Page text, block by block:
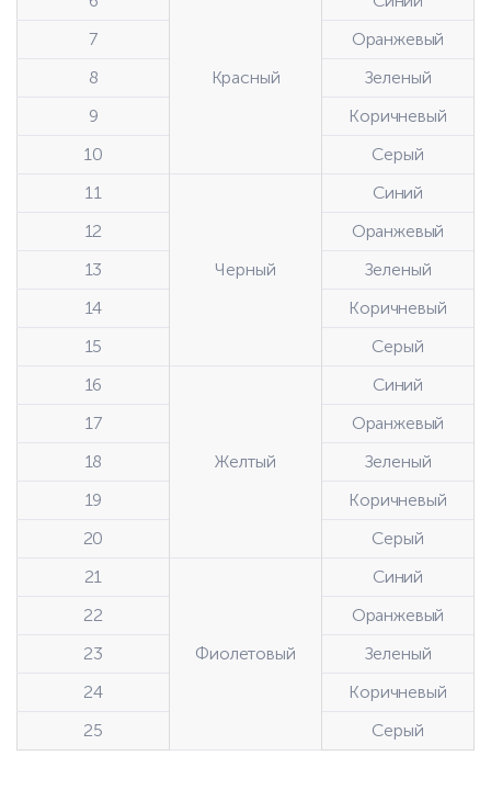
Красный
7
Оранжевый
8
Зеленый
9
Коричневый
10
Серый
11
Черный
Синий
12
Оранжевый
13
Зеленый
14
Коричневый
15
Серый
16
Желтый
Синий
17
Оранжевый
18
Зеленый
19
Коричневый
20
Серый
21
Фиолетовый
Синий
22
Оранжевый
23
Зеленый
24
Коричневый
25
Серый